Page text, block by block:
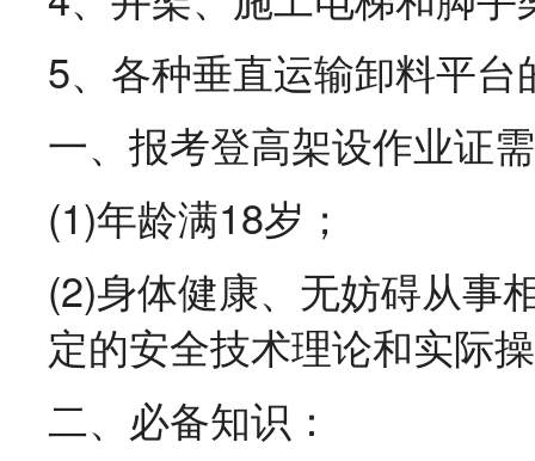
5、各种垂直运输卸料平
一、报考登高架设作业证
(1)年龄满18岁；
(2)身体健康、无妨碍从事
定的安全技术理论和实际
二、必备知识：